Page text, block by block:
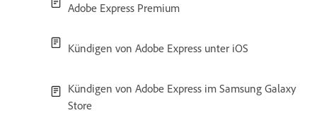
Adobe Express Premium
Kündigen von Adobe Express unter iOS
Kündigen von Adobe Express im Samsung Galaxy
Store